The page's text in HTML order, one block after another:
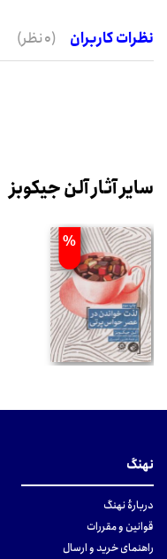
نظرات کاربران (0 نظر)
سایر آثار آلن جیکوبز
%
نهنگ
دربارهٔ نهنگ
قوانین و مقررات
راهنمای خرید و ارسال